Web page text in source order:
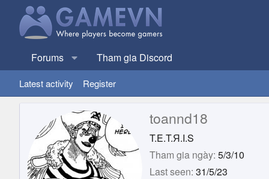
Forums Tham gia Discord
Latest activity Register
toannd18
T.E.T.Я.I.S
Tham gia ngày 5/3/10
Last seen 31/5/23